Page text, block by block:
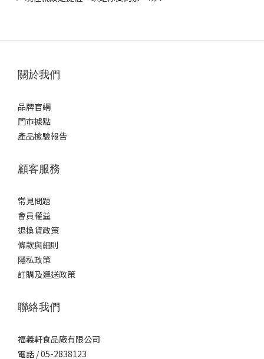
關於我們
品牌官網
門市據點
產品檢驗報告
顧客服務
常見問題
會員權益
退換貨政策
條款與細則
隱私政策
訂購及運送政策
聯絡我們
福義軒食品廠有限公司
電話 / 05-2838123